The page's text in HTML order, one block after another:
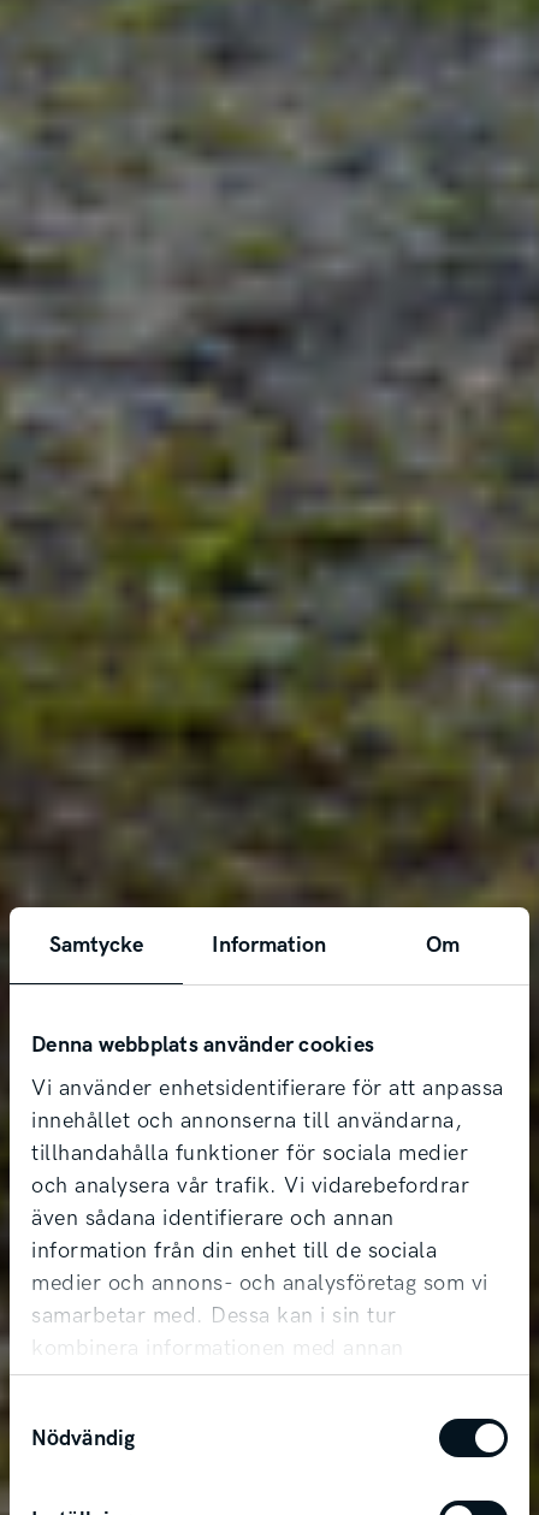
Samtycke Information Om
Denna webbplats använder cookies
Vi använder enhetsidentifierare för att anpassa
innehållet och annonserna till användarna,
tillhandahålla funktioner för sociala medier
och analysera vår trafik. Vi vidarebefordrar
även sådana identifierare och annan
information från din enhet till de sociala
medier och annons- och analysföretag som vi
samarbetar med. Dessa kan i sin tur
kombinera informationen med annan
information som du har tillhandahållit eller
som de har samlat in när du har använt deras
tjänster.
Nödvändig
Kia Sorento Plug-In
Hybrid